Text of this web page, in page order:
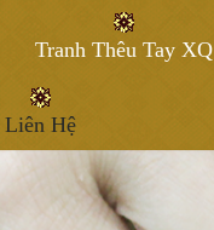
Tranh Thêu Tay XQ
Liên Hệ